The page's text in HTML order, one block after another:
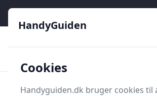
HandyGuiden
Cookies
Handyguiden.dk bruger cookies til